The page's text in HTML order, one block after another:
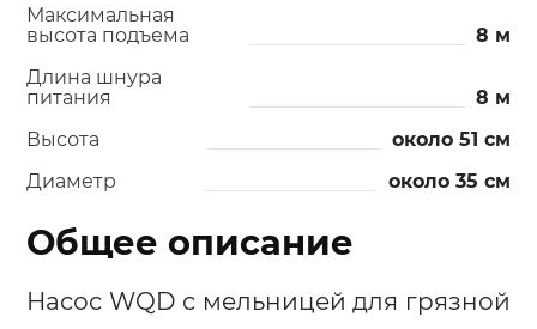
Максимальная
высота подъема
8 м
Длина шнура
питания
8 м
Высота
около 51 см
Диаметр
около 35 см
Общее описание
Насос WQD с мельницей для грязной